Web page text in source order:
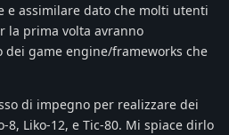
e assimilare dato che molti utenti
la prima volta avranno
game engine/frameworks che
di impegno per realizzare dei
8, Liko-12, e Tic-80. Mi spiace dirlo